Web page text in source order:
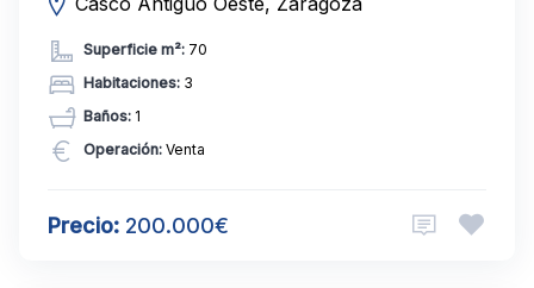
Superficie m²: 70
Habitaciones: 3
Baños: 1
Operación: Venta
Precio: 200.000€